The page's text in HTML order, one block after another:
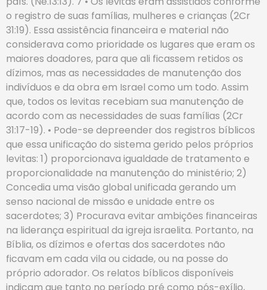
o registro de suas famílias, mulheres e crianças (2Cr
31:19). Essa assistência financeira e material não
considerava como prioridade os lugares que eram os
maiores doadores, para que ali ficassem retidos os
dízimos, mas as necessidades de manutenção dos
indivíduos e da obra em Israel como um todo. Assim
que, todos os levitas recebiam sua manutenção de
acordo com as necessidades de suas famílias (2Cr
31:17-19). • Pode-se depreender dos registros bíblicos
que essa unificação do sistema gerido pelos próprios
levitas: 1) proporcionava igualdade de tratamento e
proporcionalidade na manutenção do ministério; 2)
Concedia uma visão global unificada gerando um
senso nacional de missão e unidade entre os
sacerdotes; 3) Procurava evitar ambições financeiras
na liderança espiritual da igreja israelita. Portanto, na
Bíblia, os dízimos e ofertas dos sacerdotes não
ficavam em cada vila ou cidade, ou na posse do
próprio adorador. Os relatos bíblicos disponíveis